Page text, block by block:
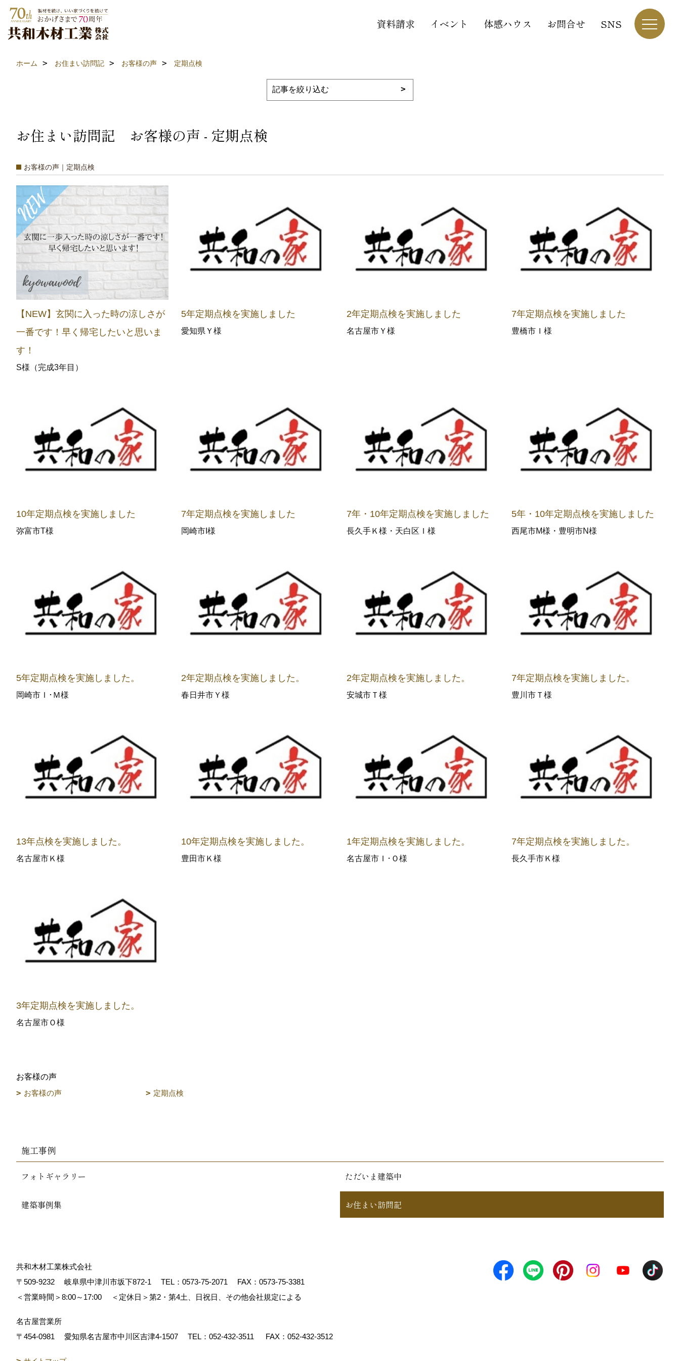
資料請求 イベント 体感ハウス お問合せ SNS
ホーム お住まい訪問記 お客様の声 定期点検
お住まい訪問記 お客様の声 - 定期点検
お客様の声｜定期点検
【NEW】玄関に入った時の涼しさが
一番です！早く帰宅したいと思いま
す！
S様（完成3年目）
5年定期点検を実施しました
愛知県Ｙ様
2年定期点検を実施しました
名古屋市Ｙ様
7年定期点検を実施しました
豊橋市Ｉ様
10年定期点検を実施しました
弥富市T様
7年定期点検を実施しました
岡崎市I様
7年・10年定期点検を実施しました
長久手Ｋ様・天白区Ｉ様
5年・10年定期点検を実施しました
西尾市M様・豊明市N様
5年定期点検を実施しました。
岡崎市Ｉ･Ｍ様
2年定期点検を実施しました。
春日井市Ｙ様
2年定期点検を実施しました。
安城市Ｔ様
7年定期点検を実施しました。
豊川市Ｔ様
13年点検を実施しました。
名古屋市Ｋ様
10年定期点検を実施しました。
豊田市Ｋ様
1年定期点検を実施しました。
名古屋市Ｉ･Ｏ様
7年定期点検を実施しました。
長久手市Ｋ様
3年定期点検を実施しました。
名古屋市Ｏ様
お客様の声
お客様の声
定期点検
施工事例
フォトギャラリー ただいま建築中
建築事例集 お住まい訪問記
共和木材工業株式会社
〒509-9232
岐阜県中津川市坂下872‐1 TEL： 0573-75-2071
FAX：0573-75-3381
＜営業時間＞8:00～17:00
＜定休日＞第2・第4土、日祝日、その他会社規定による
名古屋営業所
〒454-0981
愛知県名古屋市中川区吉津4-1507 TEL： 052-432-3511 FAX：052-432-3512